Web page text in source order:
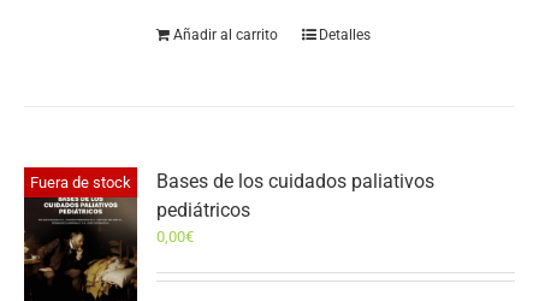
Añadir al carrito Detalles
Fuera de stock
Bases de los cuidados paliativos
pediátricos
0,00€